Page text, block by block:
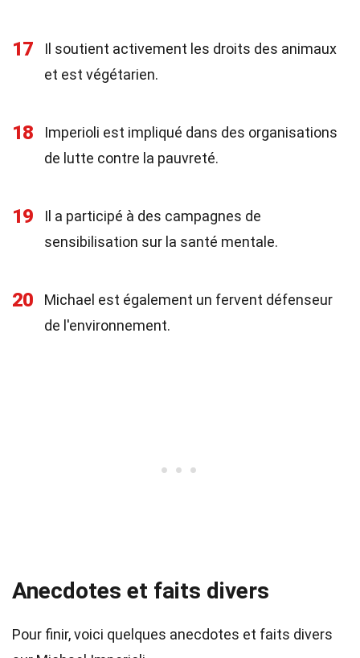
17
Il soutient activement les droits des animaux
et est végétarien.
18
Imperioli est impliqué dans des organisations
de lutte contre la pauvreté.
19
Il a participé à des campagnes de
sensibilisation sur la santé mentale.
20
Michael est également un fervent défenseur
de l'environnement.
Anecdotes et faits divers
Pour finir, voici quelques anecdotes et faits divers